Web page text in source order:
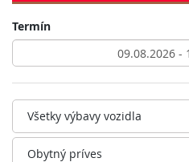
Termín
Všetky výbavy vozidla
Obytný príves